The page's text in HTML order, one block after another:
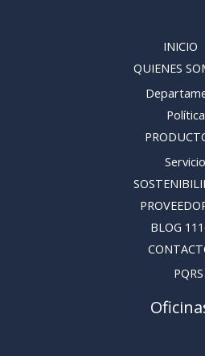
INICIO
QUIENES
BLOG
PQRS